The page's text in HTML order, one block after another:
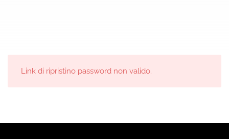
Link di ripristino password non valido.